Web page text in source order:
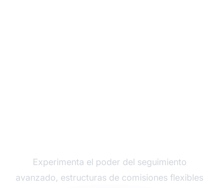
Experimenta el poder del seguimiento
avanzado, estructuras de comisiones flexibles